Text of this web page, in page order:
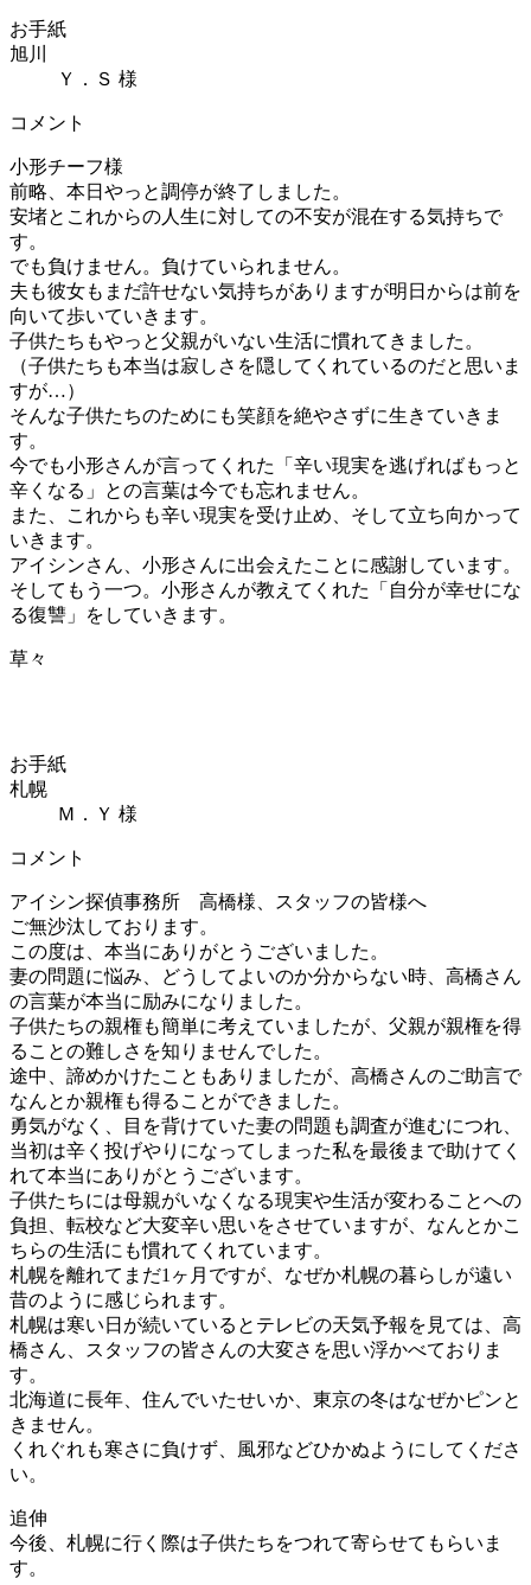
お手紙
旭川
Ｙ．Ｓ 様
コメント
小形チーフ様
前略、本日やっと調停が終了しました。
安堵とこれからの人生に対しての不安が混在する気持ちで
す。
でも負けません。負けていられません。
夫も彼女もまだ許せない気持ちがありますが明日からは前を
向いて歩いていきます。
子供たちもやっと父親がいない生活に慣れてきました。
（子供たちも本当は寂しさを隠してくれているのだと思いま
すが…）
そんな子供たちのためにも笑顔を絶やさずに生きていきま
す。
今でも小形さんが言ってくれた「辛い現実を逃げればもっと
辛くなる」との言葉は今でも忘れません。
また、これからも辛い現実を受け止め、そして立ち向かって
いきます。
アイシンさん、小形さんに出会えたことに感謝しています。
そしてもう一つ。小形さんが教えてくれた「自分が幸せにな
る復讐」をしていきます。
草々
お手紙
札幌
Ｍ．Ｙ 様
コメント
アイシン探偵事務所 高橋様、スタッフの皆様へ
ご無沙汰しております。
この度は、本当にありがとうございました。
妻の問題に悩み、どうしてよいのか分からない時、高橋さん
の言葉が本当に励みになりました。
子供たちの親権も簡単に考えていましたが、父親が親権を得
ることの難しさを知りませんでした。
途中、諦めかけたこともありましたが、高橋さんのご助言で
なんとか親権も得ることができました。
勇気がなく、目を背けていた妻の問題も調査が進むにつれ、
当初は辛く投げやりになってしまった私を最後まで助けてく
れて本当にありがとうございます。
子供たちには母親がいなくなる現実や生活が変わることへの
負担、転校など大変辛い思いをさせていますが、なんとかこ
ちらの生活にも慣れてくれています。
札幌を離れてまだ1ヶ月ですが、なぜか札幌の暮らしが遠い
昔のように感じられます。
札幌は寒い日が続いているとテレビの天気予報を見ては、高
橋さん、スタッフの皆さんの大変さを思い浮かべておりま
す。
北海道に長年、住んでいたせいか、東京の冬はなぜかピンと
きません。
くれぐれも寒さに負けず、風邪などひかぬようにしてくださ
い。
追伸
今後、札幌に行く際は子供たちをつれて寄らせてもらいま
す。